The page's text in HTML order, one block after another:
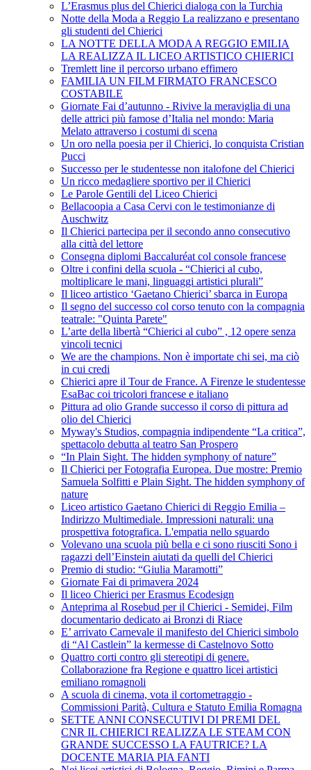
L’Erasmus plus del Chierici dialoga con la Turchia
Notte della Moda a Reggio La realizzano e presentano
gli studenti del Chierici
LA NOTTE DELLA MODA A REGGIO EMILIA
LA REALIZZA IL LICEO ARTISTICO CHIERICI
Tremlett line il percorso urbano effimero
FAMILIA UN FILM FIRMATO FRANCESCO
COSTABILE
Giornate Fai d’autunno - Rivive la meraviglia di una
delle attrici più famose d’Italia nel mondo: Maria
Melato attraverso i costumi di scena
Un oro nella poesia per il Chierici, lo conquista Cristian
Pucci
Successo per le studentesse non italofone del Chierici
Un ricco medagliere sportivo per il Chierici
Le Parole Gentili del Liceo Chierici
Bellacoopia a Casa Cervi con le testimonianze di
Auschwitz
Il Chierici partecipa per il secondo anno consecutivo
alla città del lettore
Consegna diplomi Baccaluréat col console francese
Oltre i confini della scuola - “Chierici al cubo,
moltiplicare le mani, linguaggi artistici plurali”
Il liceo artistico ‘Gaetano Chierici’ sbarca in Europa
Il segno del successo col corso tenuto con la compagnia
teatrale: "Quinta Parete"
L’arte della libertà “Chierici al cubo” , 12 opere senza
vincoli tecnici
We are the champions. Non è importate chi sei, ma ciò
in cui credi
Chierici apre il Tour de France. A Firenze le studentesse
EsaBac coi tricolori francese e italiano
Pittura ad olio Grande successo il corso di pittura ad
olio del Chierici
Myway's Studios, compagnia indipendente “La critica”,
spettacolo debutta al teatro San Prospero
“In Plain Sight. The hidden symphony of nature”
Il Chierici per Fotografia Europea. Due mostre: Premio
Samuela Solfitti e Plain Sight. The hidden symphony of
nature
Liceo artistico Gaetano Chierici di Reggio Emilia –
Indirizzo Multimediale. Impressioni naturali: una
prospettiva fotografica. L'empatia nello sguardo
Volevano una scuola più bella e ci sono riusciti Sono i
ragazzi dell’Einstein aiutati da quelli del Chierici
Premio di studio: “Giulia Maramotti”
Giornate Fai di primavera 2024
Il liceo Chierici per Erasmus Ecodesign
Anteprima al Rosebud per il Chierici - Semidei, Film
documentario dedicato ai Bronzi di Riace
E’ arrivato Carnevale il manifesto del Chierici simbolo
di “Al Castlein” la kermesse di Castelnovo Sotto
Quattro corti contro gli stereotipi di genere.
Collaborazione fra Regione e quattro licei artistici
emiliano romagnoli
A scuola di cinema, vota il cortometraggio -
Commissioni Parità, Cultura e Statuto Emilia Romagna
SETTE ANNI CONSECUTIVI DI PREMI DEL
CNR IL CHIERICI REALIZZA LE STEAM CON
GRANDE SUCCESSO LA FAUTRICE? LA
DOCENTE MARIA PIA FANTI